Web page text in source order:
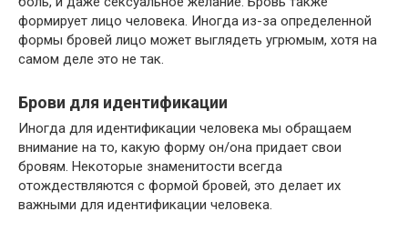
формирует лицо человека. Иногда из-за определенной
формы бровей лицо может выглядеть угрюмым, хотя на
самом деле это не так.
Брови для идентификации
Иногда для идентификации человека мы обращаем
внимание на то, какую форму он/она придает свои
бровям. Некоторые знаменитости всегда
отождествляются с формой бровей, это делает их
важными для идентификации человека.